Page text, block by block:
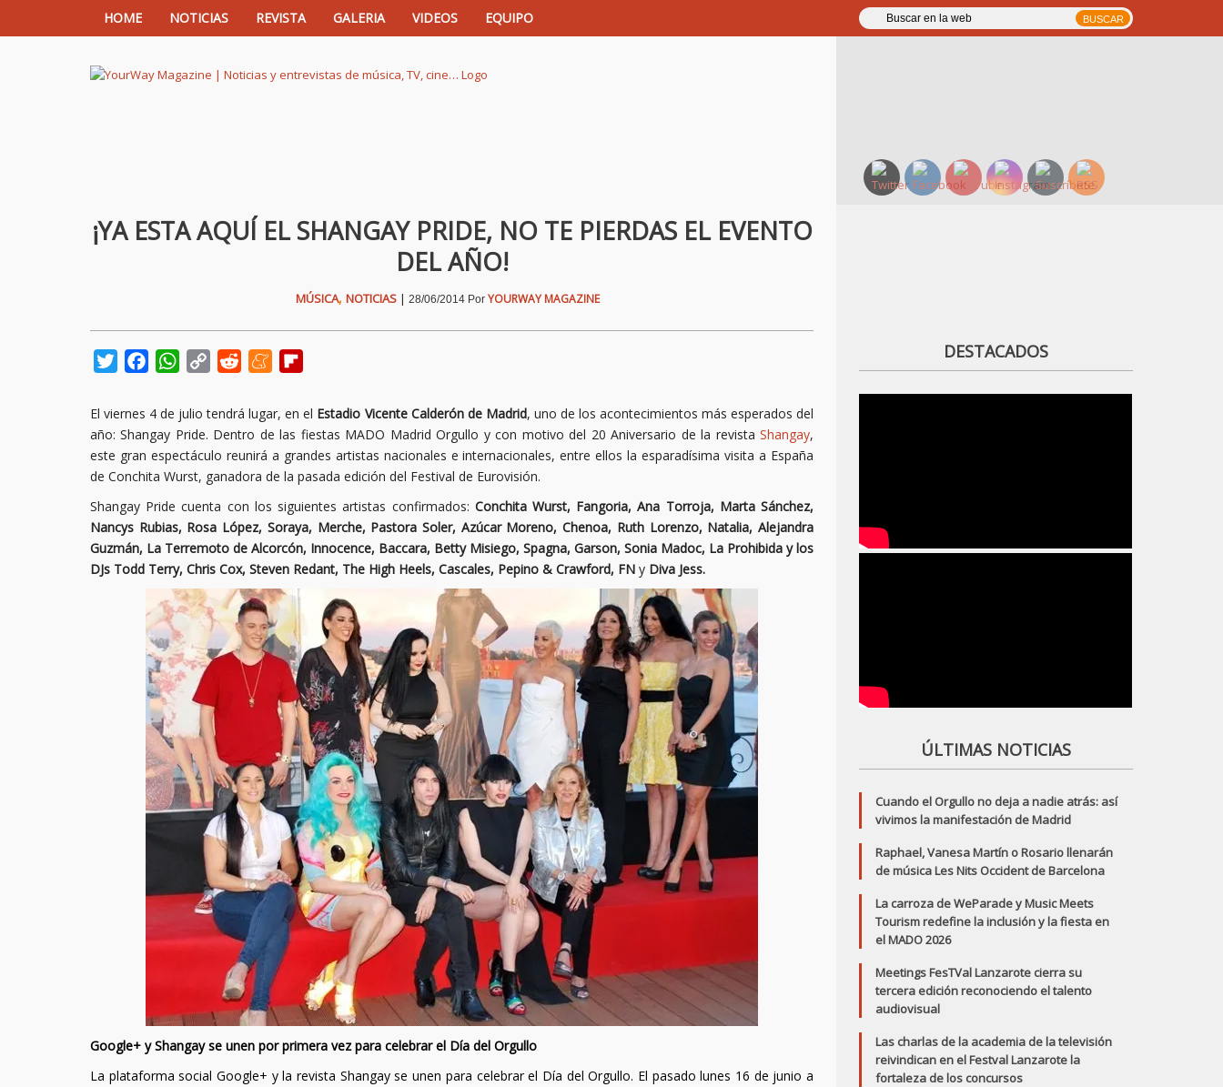
HOME NOTICIAS REVISTA GALERIA VIDEOS EQUIPO
¡YA ESTA AQUÍ EL SHANGAY PRIDE, NO TE PIERDAS EL EVENTO
DEL AÑO!
MÚSICA, NOTICIAS| 28/06/2014 Por YOURWAY MAGAZINE
TwitterFacebookWhatsApp
Copy
Reddit Meneame
El viernes 4 de julio tendrá lugar, en el Estadio Vicente Calderón de Madrid, uno de los acontecimientos más esperados del
año: Shangay Pride. Dentro de las fiestas MADO Madrid Orgullo y con motivo del 20 Aniversario de la revista Shangay,
este gran espectáculo reunirá a grandes artistas nacionales e internacionales, entre ellos la esparadísima visita a España
de Conchita Wurst, ganadora de la pasada edición del Festival de Eurovisión.
Shangay Pride cuenta con los siguientes artistas confirmados: Conchita Wurst, Fangoria, Ana Torroja, Marta Sánchez,
Nancys Rubias, Rosa López, Soraya, Merche, Pastora Soler, Azúcar Moreno, Chenoa, Ruth Lorenzo, Natalia, Alejandra
Guzmán, La Terremoto de Alcorcón, Innocence, Baccara, Betty Misiego, Spagna, Garson, Sonia Madoc, La Prohibida y los
DJs Todd Terry, Chris Cox, Steven Redant, The High Heels, Cascales, Pepino & Crawford, FN y Diva Jess.
Google+ y Shangay se unen por primera vez para celebrar el Día del Orgullo
La plataforma social Google+ y la revista Shangay se unen para celebrar el Día del Orgullo. El pasado lunes 16 de junio a
DESTACADOS
ÚLTIMAS NOTICIAS
Cuando el Orgullo no deja a nadie atrás: así
vivimos la manifestación de Madrid
Raphael, Vanesa Martín o Rosario llenarán
de música Les Nits Occident de Barcelona
La carroza de WeParade y Music Meets
Tourism redefine la inclusión y la fiesta en
el MADO 2026
Meetings FesTVal Lanzarote cierra su
tercera edición reconociendo el talento
audiovisual
Las charlas de la academia de la televisión
reivindican en el Festval Lanzarote la
fortaleza de los concursos